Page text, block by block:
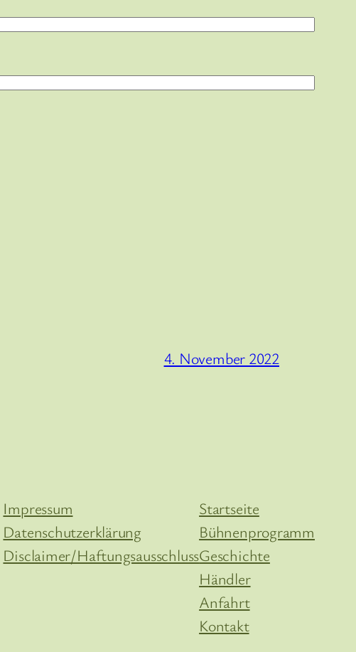
4. November 2022
Impressum
Datenschutzerklärung
Disclaimer/Haftungsausschluss
Startseite
Bühnenprogramm
Geschichte
Händler
Anfahrt
Kontakt